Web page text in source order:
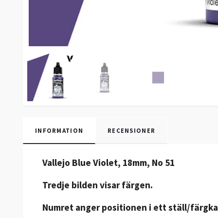
INFORMATION RECENSIONER
Vallejo Blue Violet, 18mm, No 51
Tredje bilden visar färgen.
Numret anger positionen i ett ställ/